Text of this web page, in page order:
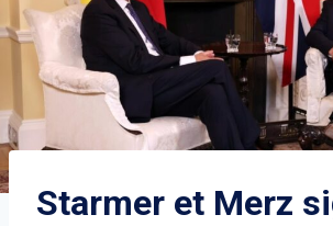
Starmer et Merz